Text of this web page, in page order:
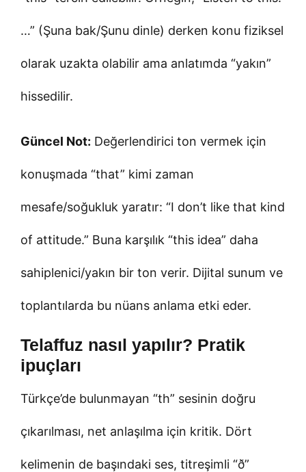
…” (Şuna bak/Şunu dinle) derken konu fiziksel
olarak uzakta olabilir ama anlatımda “yakın”
hissedilir.
Güncel Not: Değerlendirici ton vermek için
konuşmada “that” kimi zaman
mesafe/soğukluk yaratır: “I don’t like that kind
of attitude.” Buna karşılık “this idea” daha
sahiplenici/yakın bir ton verir. Dijital sunum ve
toplantılarda bu nüans anlama etki eder.
Telaffuz nasıl yapılır? Pratik
ipuçları
Türkçe’de bulunmayan “th” sesinin doğru
çıkarılması, net anlaşılma için kritik. Dört
kelimenin de başındaki ses, titreşimli “ð”